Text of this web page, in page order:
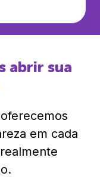
abrir sua
oferecemos
em cada